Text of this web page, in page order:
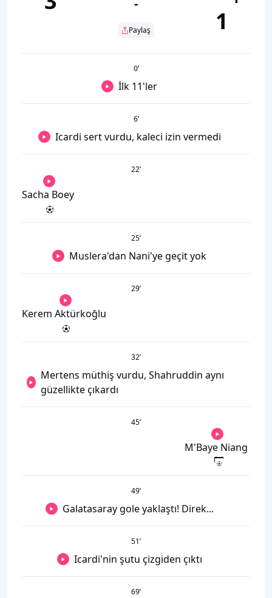
Paylaş 1
0’
İlk 11'ler
6’
Icardi sert vurdu, kaleci izin vermedi
22’
Sacha Boey
25’
Muslera'dan Nani'ye geçit yok
29’
Kerem Aktürkoğlu
32’
Mertens müthiş vurdu, Shahruddin aynı
güzellikte çıkardı
45’
M'Baye Niang
49’
Galatasaray gole yaklaştı! Direk...
51’
Icardi'nin şutu çizgiden çıktı
69’